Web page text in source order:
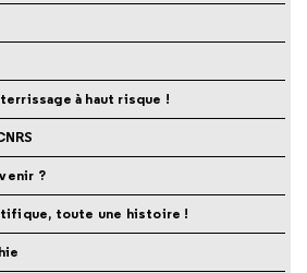
à haut risque !
?
toute une histoire !